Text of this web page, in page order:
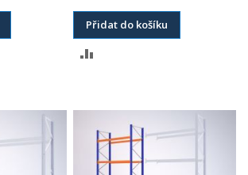
Přidat do košíku
POROVNÁNÍ